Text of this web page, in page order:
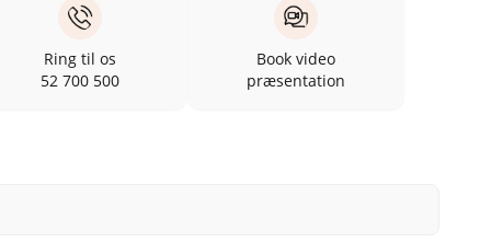
Ring til os
52 700 500
Book video
præsentation